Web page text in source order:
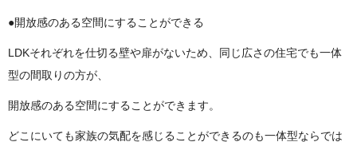
●開放感のある空間にすることができる
LDKそれぞれを仕切る壁や扉がないため、同じ広さの住宅でも一体
型の間取りの方が、
開放感のある空間にすることができます。
どこにいても家族の気配を感じることができるのも一体型ならでは